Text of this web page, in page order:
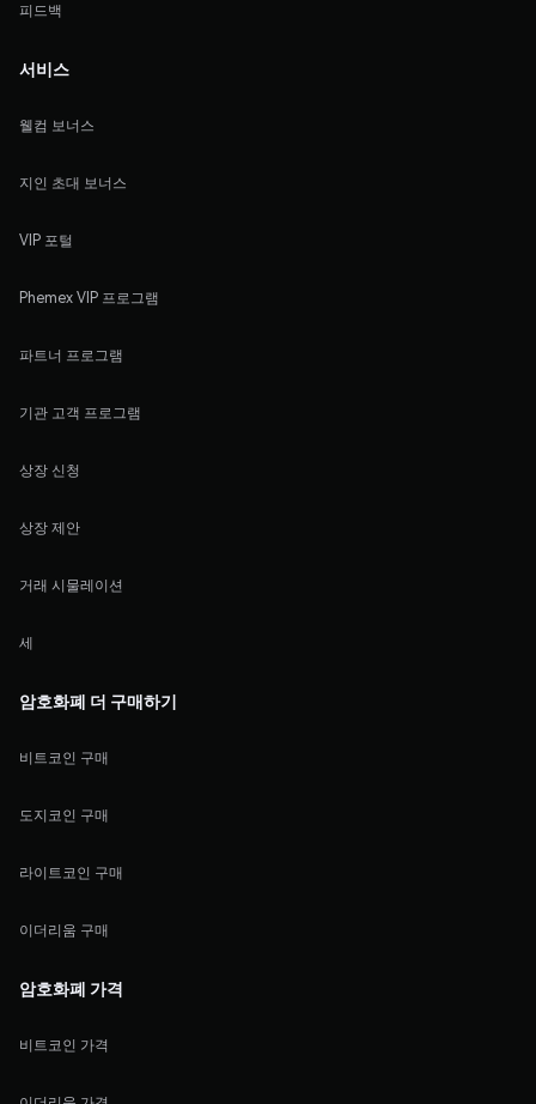
피드백
서비스
웰컴 보너스
지인 초대 보너스
VIP 포털
Phemex VIP 프로그램
파트너 프로그램
기관 고객 프로그램
상장 신청
상장 제안
거래 시물레이션
세
암호화폐 더 구매하기
비트코인 구매
도지코인 구매
라이트코인 구매
이더리움 구매
암호화폐 가격
비트코인 가격